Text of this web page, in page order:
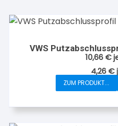
VWS
10,66€
4,26€
ZUM PRODUKT...